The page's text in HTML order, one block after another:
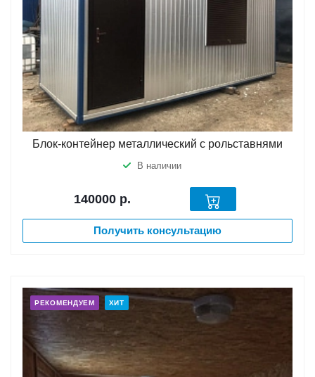
Блок-контейнер металлический с рольставнями
В наличии
140000 р.
Получить консультацию
РЕКОМЕНДУЕМ ХИТ